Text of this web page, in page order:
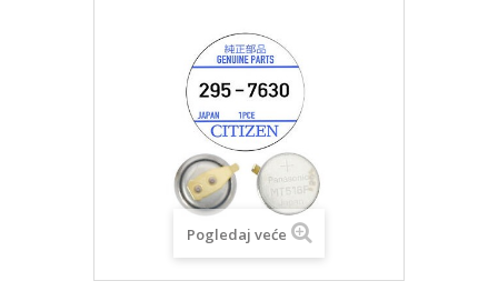
Pogledaj veće